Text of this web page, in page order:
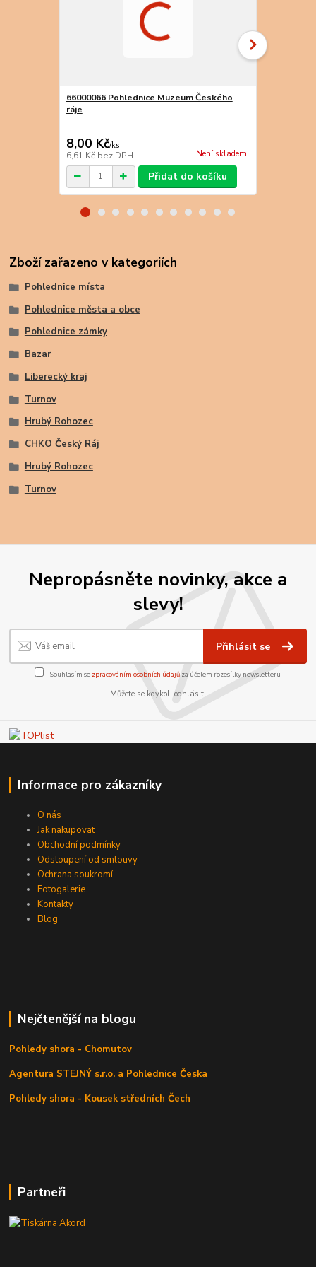
66000066 Pohlednice Muzeum Českého
ráje
8,00 Kč/ks
6,61 Kč bez DPH Není skladem
Přidat do košíku
Zboží zařazeno v kategoriích
Pohlednice místa
Pohlednice města a obce
Pohlednice zámky
Bazar
Liberecký kraj
Turnov
Hrubý Rohozec
CHKO Český Ráj
Hrubý Rohozec
Turnov
Nepropásněte novinky, akce a
slevy!
Přihlásit se
Souhlasím se zpracováním osobních údajůza účelem rozesílky newsletteru.
Můžete se kdykoli odhlásit.
Informace pro zákazníky
O nás
Jak nakupovat
Obchodní podmínky
Odstoupení od smlouvy
Ochrana soukromí
Fotogalerie
Kontakty
Blog
Nejčtenější na blogu
Pohledy shora - Chomutov
Agentura STEJNÝ s.r.o. a Pohlednice Česka
Pohledy shora - Kousek středních Čech
Partneři